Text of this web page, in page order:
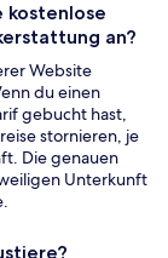
kostenlose
an?
Website
du einen
gebucht hast,
stornieren, je
Die genauen
Unterkunft